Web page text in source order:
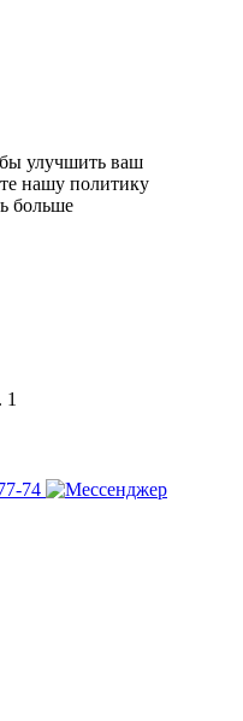
улучшить ваш
нашу политику
больше
1
74